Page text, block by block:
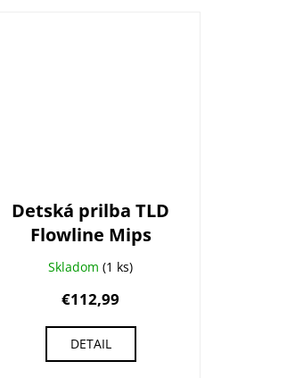
Detská prilba TLD
Flowline Mips
Skladom(1 ks)
€112,99
DETAIL